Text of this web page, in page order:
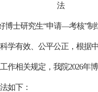
法
博士研究生“申请—考核”制
学有效、公平公正，根据
作相关规定，我院2026年
如下：